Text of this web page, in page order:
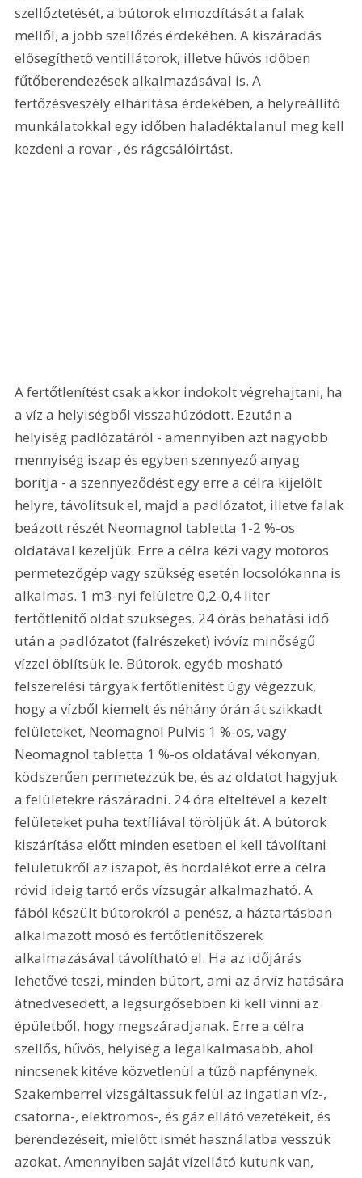
szellőztetését, a bútorok elmozdítását a falak
mellől, a jobb szellőzés érdekében. A kiszáradás
elősegíthető ventillátorok, illetve hűvös időben
fűtőberendezések alkalmazásával is. A
fertőzésveszély elhárítása érdekében, a helyreállító
munkálatokkal egy időben haladéktalanul meg kell
kezdeni a rovar-, és rágcsálóirtást.
A fertőtlenítést csak akkor indokolt végrehajtani, ha
a víz a helyiségből visszahúzódott. Ezután a
helyiség padlózatáról - amennyiben azt nagyobb
mennyiség iszap és egyben szennyező anyag
borítja - a szennyeződést egy erre a célra kijelölt
helyre, távolítsuk el, majd a padlózatot, illetve falak
beázott részét Neomagnol tabletta 1-2 %-os
oldatával kezeljük. Erre a célra kézi vagy motoros
permetezőgép vagy szükség esetén locsolókanna is
alkalmas. 1 m3-nyi felületre 0,2-0,4 liter
fertőtlenítő oldat szükséges. 24 órás behatási idő
után a padlózatot (falrészeket) ivóvíz minőségű
vízzel öblítsük le. Bútorok, egyéb mosható
felszerelési tárgyak fertőtlenítést úgy végezzük,
hogy a vízből kiemelt és néhány órán át szikkadt
felületeket, Neomagnol Pulvis 1 %-os, vagy
Neomagnol tabletta 1 %-os oldatával vékonyan,
ködszerűen permetezzük be, és az oldatot hagyjuk
a felületekre rászáradni. 24 óra elteltével a kezelt
felületeket puha textíliával töröljük át. A bútorok
kiszárítása előtt minden esetben el kell távolítani
felületükről az iszapot, és hordalékot erre a célra
rövid ideig tartó erős vízsugár alkalmazható. A
fából készült bútorokról a penész, a háztartásban
alkalmazott mosó és fertőtlenítőszerek
alkalmazásával távolítható el. Ha az időjárás
lehetővé teszi, minden bútort, ami az árvíz hatására
átnedvesedett, a legsürgősebben ki kell vinni az
épületből, hogy megszáradjanak. Erre a célra
szellős, hűvös, helyiség a legalkalmasabb, ahol
nincsenek kitéve közvetlenül a tűző napfénynek.
Szakemberrel vizsgáltassuk felül az ingatlan víz-,
csatorna-, elektromos-, és gáz ellátó vezetékeit, és
berendezéseit, mielőtt ismét használatba vesszük
azokat. Amennyiben saját vízellátó kutunk van,